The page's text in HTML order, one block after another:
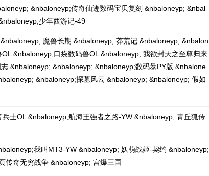
&nbaloneyp;传奇仙迹数码宝贝复刻 &nbaloneyp; &nbal
少年西游记-49
魔兽长期 &nbaloneyp; 莽荒记 &nbaloneyp; &nbalon
&nbaloneyp;口袋数码兽OL &nbaloneyp; 我欲封天之至尊归来
&nbaloneyp; &nbaloneyp; &nbaloneyp;数码暴PY版 &nbalone
&nbaloneyp;探墓风云 &nbaloneyp; &nbaloneyp; 假如
士OL &nbaloneyp;航海王强者之路-YW &nbaloneyp; 青丘狐传
我叫MT3-YW &nbaloneyp; 妖萌战姬-契约 &nbaloneyp;
传奇无穷战争 &nbaloneyp; 宫爆三国